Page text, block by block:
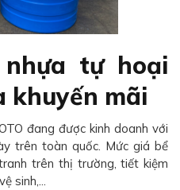
tự hoại
khuyến mãi
đang được kinh doanh với
trên toàn quốc. Mức giá bể
trên thị trường, tiết kiệm
sinh,...